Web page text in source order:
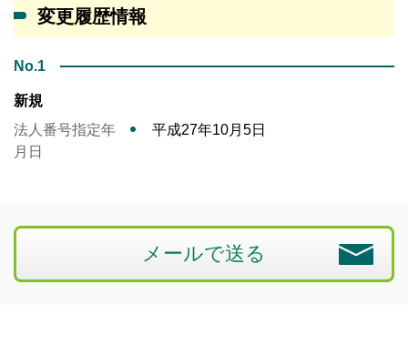
変更履歴情報
No.1
新規
法人番号指定年
月日
平成27年10月5日
メールで送る